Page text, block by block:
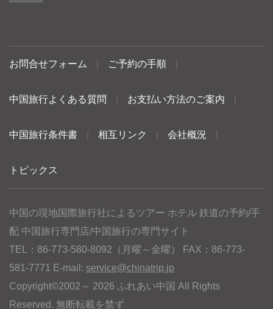
お問合せフォーム ご予約の手順
中国旅行よくある質問 お支払い方法のご案内
中国旅行条件書 相互リンク 会社概況
トピックス
中国の現地国際旅行社によるツアー ホテル 鉄道の予約/手
配 中国旅行専門店/中国旅行の専門サイト
TEL：86-773-580-8092（月曜～金曜） FAX：86-773-
581-7771 E-mail: service@chinatrip.jp
Copyright©2002～ 2026 ふれあい中国 All Rights
Reserved. 無断転載を禁ず